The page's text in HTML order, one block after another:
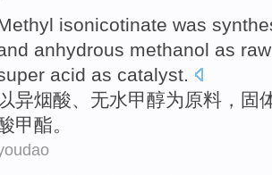
isonicotinate was
anhydrous methanol as
acid as catalyst
以异烟酸 无水甲醇为 原料 ， 固
甲酯 。